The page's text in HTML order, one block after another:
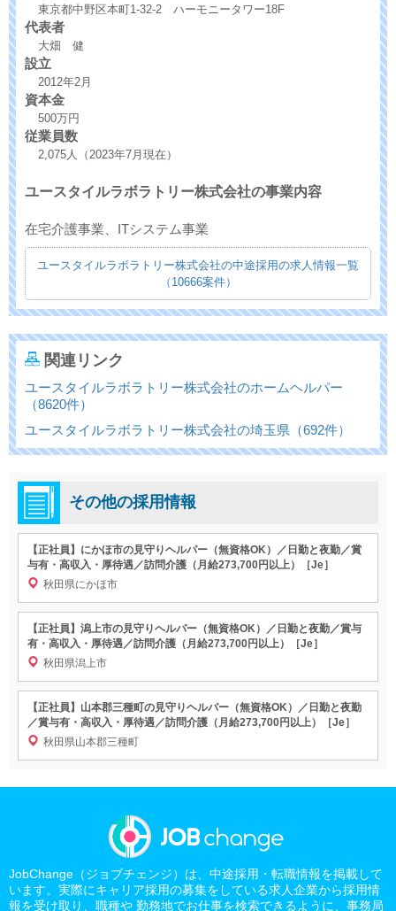
東京都中野区本町1-32-2 ハーモニータワー18F
代表者
大畑 健
設立
2012年2月
資本金
500万円
従業員数
2,075人（2023年7月現在）
ユースタイルラボラトリー株式会社の事業内容
在宅介護事業、ITシステム事業
ユースタイルラボラトリー株式会社の中途採用の求人情報一覧
（10666案件）
関連リンク
ユースタイルラボラトリー株式会社のホームヘルパー
（8620件）
ユースタイルラボラトリー株式会社の埼玉県（692件）
その他の採用情報
【正社員】にかほ市の見守りヘルパー（無資格OK）／日勤と夜勤／賞
与有・高収入・厚待遇／訪問介護（月給273,700円以上）［Je］
秋田県にかほ市
【正社員】潟上市の見守りヘルパー（無資格OK）／日勤と夜勤／賞与
有・高収入・厚待遇／訪問介護（月給273,700円以上）［Je］
秋田県潟上市
【正社員】山本郡三種町の見守りヘルパー（無資格OK）／日勤と夜勤
／賞与有・高収入・厚待遇／訪問介護（月給273,700円以上）［Je］
秋田県山本郡三種町
JobChange（ジョブチェンジ）は、中途採用・転職情報を掲載して
います。実際にキャリア採用の募集をしている求人企業から採用情
報を受け取り、職種や 勤務地でお仕事を検索できるように、事務局